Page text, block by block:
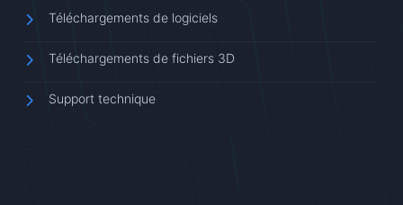
Téléchargements de logiciels
Téléchargements de fichiers 3D
Support technique